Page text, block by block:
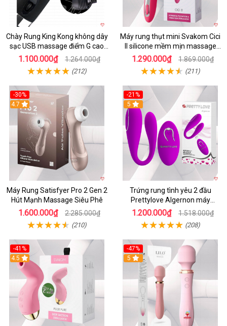
Chày Rung King Kong không dây
sạc USB massage điểm G cao
cấp kích thích
1.100.000₫ 1.264.000₫
(212)
Máy rung thụt mini Svakom Cici
II silicone mềm mịn massage
điểm G cao cấp
1.290.000₫ 1.869.000₫
(211)
-30%
4.7
Máy Rung Satisfyer Pro 2 Gen 2
Hút Mạnh Massage Siêu Phê
1.600.000₫ 2.285.000₫
(210)
-21%
5
Trứng rung tình yêu 2 đầu
Prettylove Algernon máy
massage điểm G không dây
1.200.000₫ 1.518.000₫
(208)
-41%
4.5
-47%
5